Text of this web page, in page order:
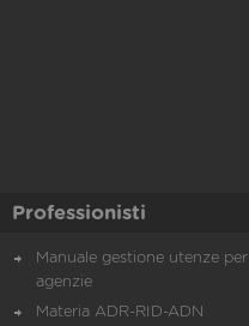
Professionisti
Manuale gestione utenze per
agenzie
Materia ADR-RID-ADN